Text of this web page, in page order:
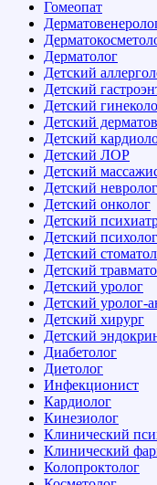
Гомеопат
Дерматолог
Детский
Детский
Детский
Детский
Детский
Детский ЛОР
Детский
Детский невролог
Детский онколог
Детский
Детский психолог
Детский
Детский
Детский уролог
Детский уролог-
Детский хирург
Детский
Диабетолог
Диетолог
Инфекционист
Кардиолог
Кинезиолог
Клинический
Клинический
Колопроктолог